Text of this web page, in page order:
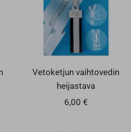
Vetoketjun vaihtovedin
heijastava
Alennushinta
6,00 €